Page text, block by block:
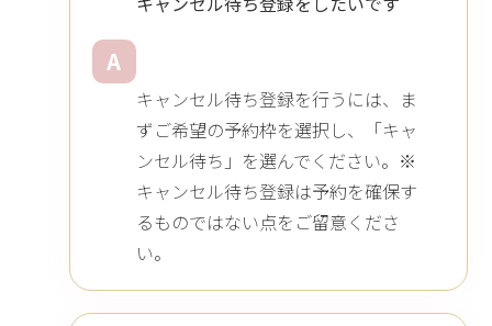
A
キャンセル待ち登録を行うには、ま
ずご希望の予約枠を選択し、「キャ
ンセル待ち」を選んでください。※
キャンセル待ち登録は予約を確保す
るものではない点をご留意くださ
い。